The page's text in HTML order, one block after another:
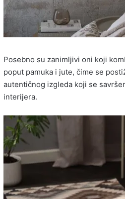
Posebno su zanimljivi oni koji
poput pamuka i jute, čime se
autentičnog izgleda koji se
interijera.